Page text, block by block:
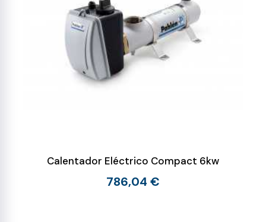
Calentador Eléctrico Compact 6kw
786,04 €